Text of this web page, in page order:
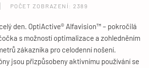
POČET ZOBRAZENÍ: 2389
den. OptiActive® Alfavision™ – pokročilá
s možností optimalizace a zohledněním
zákazníka pro celodenní nošení.
jsou přizpůsobeny aktivnímu používání se